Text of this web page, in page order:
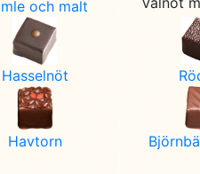
och malt
Hasselnöt
Havtorn